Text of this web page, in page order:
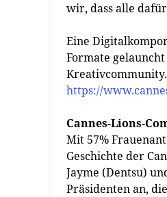
wir, dass alle
Eine
Formate
https://
Cannes-Lions-
Mit 57%
Geschichte der
Jayme (Dentsu)
Präsidenten an,